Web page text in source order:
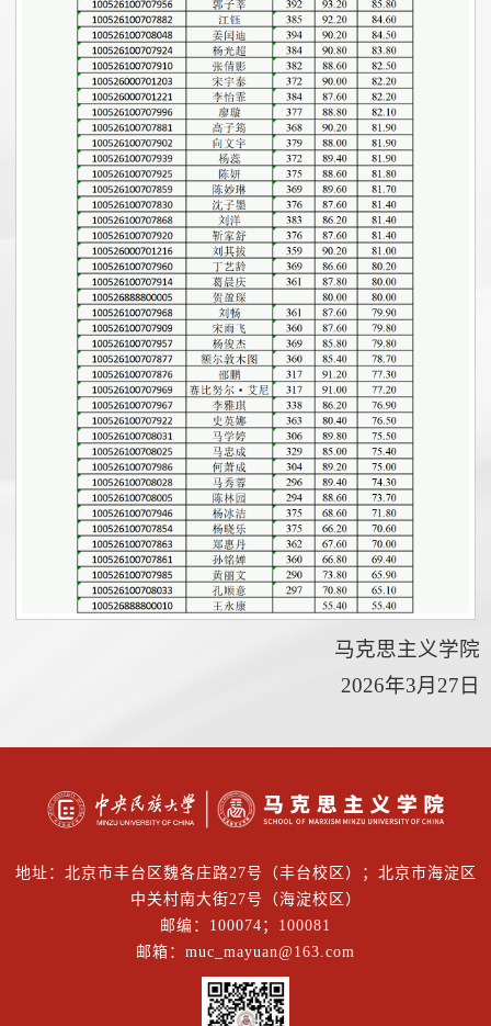
马克思主义学院
2026年3月27日
地址：北京市丰台区魏各庄路27号（丰台校区）；北京市海淀区
中关村南大街27号（海淀校区）
邮编：100074；100081
邮箱：muc_mayuan@163.com